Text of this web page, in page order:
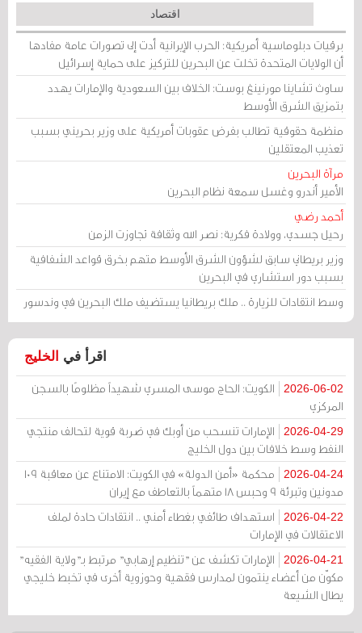
اقتصاد
برقيات دبلوماسية أمريكية: الحرب الإيرانية أدت إلى تصورات عامة مفادها
أن الولايات المتحدة تخلت عن البحرين للتركيز على حماية إسرائيل
ساوث تشاينا مورنينغ بوست: الخلاف بين السعودية والإمارات يهدد
بتمزيق الشرق الأوسط
منظمة حقوقية تطالب بفرض عقوبات أمريكية على وزير بحريني بسبب
تعذيب المعتقلين
مرآة البحرين
الأمير أندرو وغسل سمعة نظام البحرين
أحمد رضي
رحيل جسدي، وولادة فكرية: نصر الله وثقافة تجاوزت الزمن
وزير بريطاني سابق لشؤون الشرق الأوسط متهم بخرق قواعد الشفافية
بسبب دور استشاري في البحرين
وسط انتقادات للزيارة .. ملك بريطانيا يستضيف ملك البحرين في وندسور
اقرأ في الخليج
2026-06-02
الكويت: الحاج موسى المسري شهيداً مظلومًا بالسجن
المركزي
2026-04-29
الإمارات تنسحب من أوبك في ضربة قوية لتحالف منتجي
النفط وسط خلافات بين دول الخليج
2026-04-24
محكمة «أمن الدولة» في الكويت: الامتناع عن معاقبة 109
مدونين وتبرئة 9 وحبس 18 متهماً بالتعاطف مع إيران
2026-04-22
استهداف طائفي بغطاء أمني .. انتقادات حادة لملف
الاعتقالات في الإمارات
2026-04-21
الإمارات تكشف عن "تنظيم إرهابي" مرتبط بـ"ولاية الفقيه"
مكوّن من أعضاء ينتمون لمدارس فقهية وحوزوية أخرى في تخبط خليجي
يطال الشيعة